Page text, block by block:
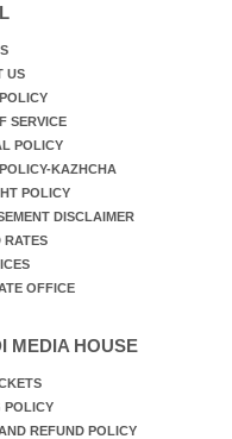
US
SERVICE
POLICY
KAZHCHA
POLICY
DISCLAIMER
RATES
OFFICE
MEDIA HOUSE
POLICY
REFUND POLICY